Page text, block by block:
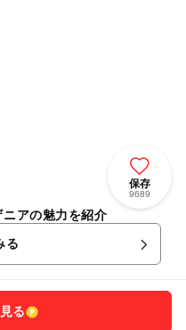
保存
9689
アの魅力を紹介
る
る